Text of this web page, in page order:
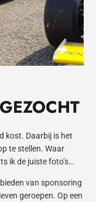
kost. Daarbij is het
te stellen. Waar
ik de juiste foto’s…
van sponsoring
geroepen. Op een